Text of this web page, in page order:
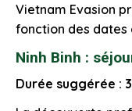
Vietnam Evasion
fonction des dates
Ninh Binh :
Durée suggérée :